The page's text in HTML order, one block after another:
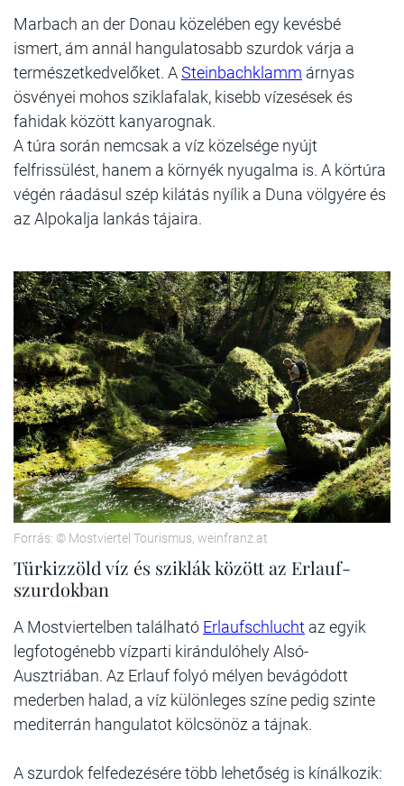
Marbach an der Donau közelében egy kevésbé
ismert, ám annál hangulatosabb szurdok várja a
természetkedvelőket. ASteinbachklamm árnyas
ösvényei mohos sziklafalak, kisebb vízesések és
fahidak között kanyarognak.
A túra során nemcsak a víz közelsége nyújt
felfrissülést, hanem a környék nyugalma is. A körtúra
végén ráadásul szép kilátás nyílik a Duna völgyére és
az Alpokalja lankás tájaira.
Forrás: © Mostviertel Tourismus, weinfranz.at
Türkizzöld víz és sziklák között az Erlauf-
szurdokban
A Mostviertelben található Erlaufschlucht az egyik
legfotogénebb vízparti kirándulóhely Alsó-
Ausztriában. Az Erlauf folyó mélyen bevágódott
mederben halad, a víz különleges színe pedig szinte
mediterrán hangulatot kölcsönöz a tájnak.
A szurdok felfedezésére több lehetőség is kínálkozik: